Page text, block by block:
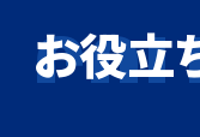
事業紹介
総合解体 / 解体事
お役立